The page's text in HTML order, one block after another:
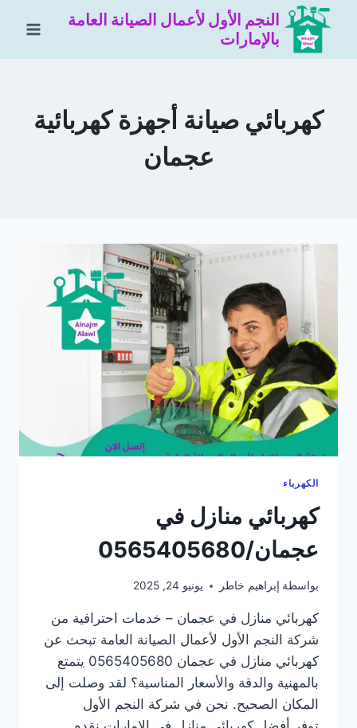
التجاوز
المحتوى
النجم الأول لأعمال الصيانة العامة
بالإمارات
كهربائي صيانة أجهزة كهربائية
عجمان
الكهرباء
كهربائي منازل في
عجمان/0565405680
بواسطة إبراهيم خاطر يونيو 24, 2025
كهربائي منازل في عجمان – خدمات احترافية من
شركة النجم الأول لأعمال الصيانة العامة تبحث عن
كهربائي منازل في عجمان 0565405680 يتمتع
بالمهنية والدقة والأسعار المناسبة؟ لقد وصلت إلى
المكان الصحيح. نحن في شركة النجم الأول